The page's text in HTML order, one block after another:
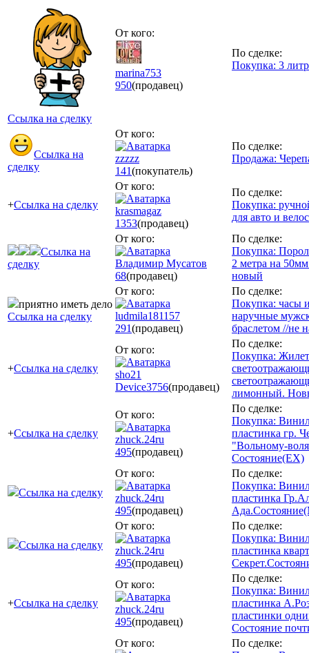
Ссылка на сделку
От кого:
marina753
950(продавец)
По сделке:
Покупка: 3
Ссылка на
сделку
От кого:
zzzzz
141(покупатель)
По сделке:
Продажа:
+Ссылка на сделку
От кого:
krasmagaz
1353(продавец)
По сделке:
Покупка:
для авто и
Ссылка на
сделку
От кого:
Владимир Мусатов
68(продавец)
По сделке:
Покупка:
2 метра на
новый
приятно иметь дело
Ссылка на сделку
От кого:
ludmila181157
291(продавец)
По сделке:
Покупка: часы
наручные
браслетом //не
+Ссылка на сделку
От кого:
sho21
Device3756(продавец)
По сделке:
Покупка:
лимонный.
+Ссылка на сделку
От кого:
zhuck.24ru
495(продавец)
По сделке:
Покупка:
пластинка гр.
"Вольному-
Состояние(EX)
Ссылка на сделку
От кого:
zhuck.24ru
495(продавец)
По сделке:
Покупка:
пластинка
Ссылка на сделку
От кого:
zhuck.24ru
495(продавец)
По сделке:
Покупка:
пластинка
+Ссылка на сделку
От кого:
zhuck.24ru
495(продавец)
По сделке:
Покупка:
пластинка
пластинки
Состояние
От кого:
По сделке: